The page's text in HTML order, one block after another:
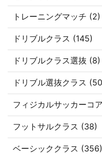
トレーニングマッチ (2)
ドリブルクラス (145)
ドリブルクラス選抜 (8)
ドリブル選抜クラス
フィジカルサッカーコ
フットサルクラス (38)
ベーシッククラス (356)